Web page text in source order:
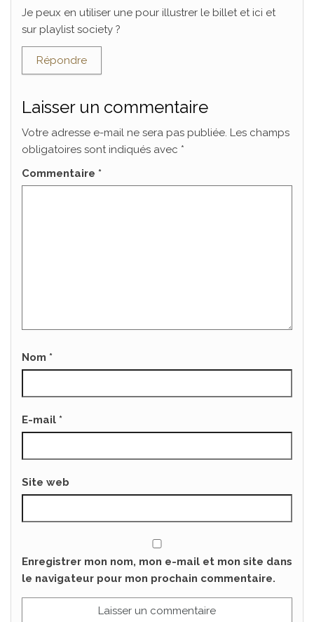
Je peux en utiliser une pour illustrer le billet et ici et
sur playlist society ?
Répondre
Laisser un commentaire
Votre adresse e-mail ne sera pas publiée. Les champs
obligatoires sont indiqués avec *
Commentaire *
Nom *
E-mail *
Site web
Enregistrer mon nom, mon e-mail et mon site dans
le navigateur pour mon prochain commentaire.